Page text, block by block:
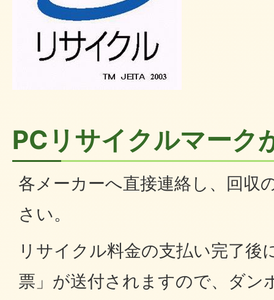
PCリサイクルマーク
各メーカーへ直接連絡し、回収
さい。
リサイクル料金の支払い完了後
票」が送付されますので、ダン